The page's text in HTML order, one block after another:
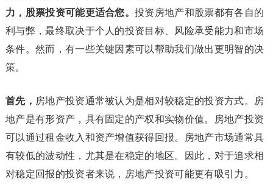
力，股票投资可能更适合您。投资房地产和股票都有各自的
利与弊，最终取决于个人的投资目标、风险承受能力和市场
条件。然而，有一些关键因素可以帮助我们做出更明智的决
策。
首先， 房地产投资通常被认为是相对较稳定的投资方式。房
地产是有形资产，具有固定的产权和实物价值。房地产投资
可以通过租金收入和资产增值获得回报。房地产市场通常具
有较低的波动性，尤其是在稳定的地区。因此，对于追求相
对稳定回报的投资者来说，房地产投资可能更有吸引力。